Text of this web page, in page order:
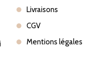
Livraisons
CGV
Mentions légales